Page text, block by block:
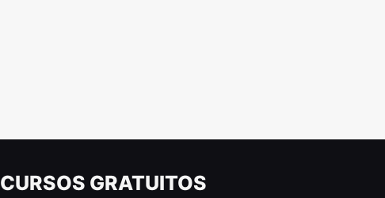
CURSOS GRATUITOS